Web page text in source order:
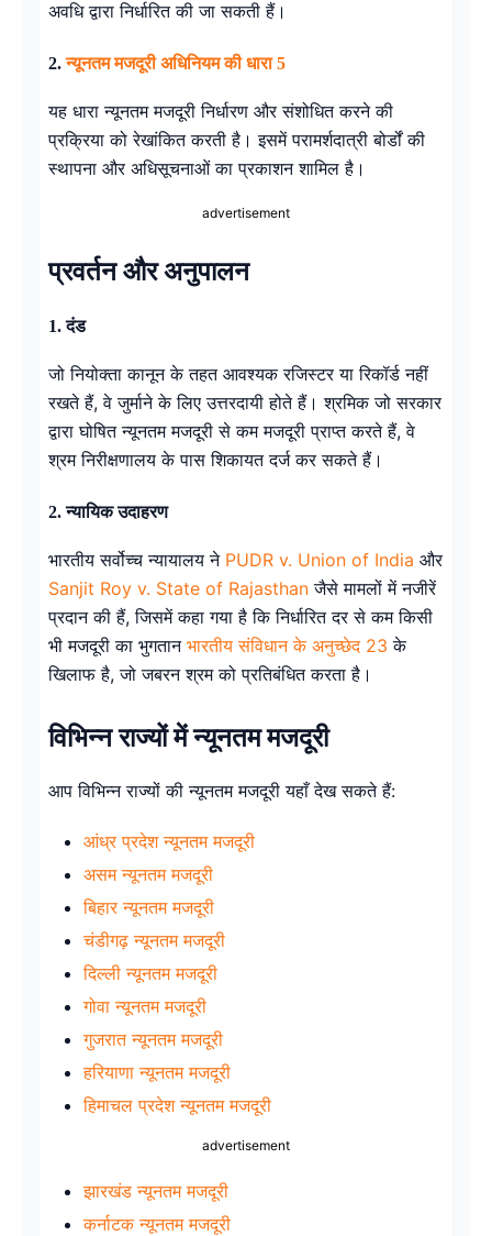
अवधि द्वारा निर्धारित की जा सकती हैं।
2.न्यूनतम मजदूरी अधिनियम की धारा 5
यह धारा न्यूनतम मजदूरी निर्धारण और संशोधित करने की
प्रक्रिया को रेखांकित करती है। इसमें परामर्शदात्री बोर्डों की
स्थापना और अधिसूचनाओं का प्रकाशन शामिल है।
advertisement
प्रवर्तन और अनुपालन
1.दंड
जो नियोक्ता कानून के तहत आवश्यक रजिस्टर या रिकॉर्ड नहीं
रखते हैं, वे जुर्माने के लिए उत्तरदायी होते हैं। श्रमिक जो सरकार
द्वारा घोषित न्यूनतम मजदूरी से कम मजदूरी प्राप्त करते हैं, वे
श्रम निरीक्षणालय के पास शिकायत दर्ज कर सकते हैं।
2. न्यायिक उदाहरण
भारतीय सर्वोच्च न्यायालय ने PUDR v. Union of India और
Sanjit Roy v. State of Rajasthan जैसे मामलों में नजीरें
प्रदान की हैं, जिसमें कहा गया है कि निर्धारित दर से कम किसी
भी मजदूरी का भुगतान भारतीय संविधान के अनुच्छेद 23 के
खिलाफ है, जो जबरन श्रम को प्रतिबंधित करता है।
विभिन्न राज्यों में न्यूनतम मजदूरी
आप विभिन्न राज्यों की न्यूनतम मजदूरी यहाँ देख सकते हैं:
आंध्र प्रदेश न्यूनतम मजदूरी
असम न्यूनतम मजदूरी
बिहार न्यूनतम मजदूरी
चंडीगढ़ न्यूनतम मजदूरी
दिल्ली न्यूनतम मजदूरी
गोवा न्यूनतम मजदूरी
गुजरात न्यूनतम मजदूरी
हरियाणा न्यूनतम मजदूरी
हिमाचल प्रदेश न्यूनतम मजदूरी
advertisement
झारखंड न्यूनतम मजदूरी
कर्नाटक न्यूनतम मजदूरी